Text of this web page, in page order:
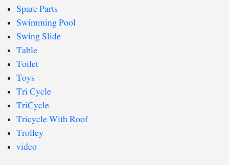
Spare Parts
Swimming Pool
Swing Slide
Table
Toilet
Toys
Tri Cycle
TriCycle
Tricycle With Roof
Trolley
video